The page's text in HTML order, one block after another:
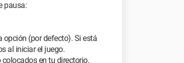
pausa:
(por defecto). Si está
al iniciar el juego.
en tu directorio,